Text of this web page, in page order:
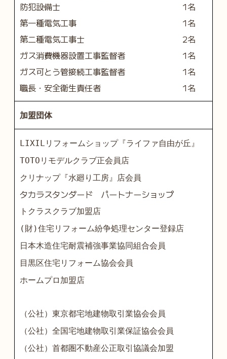
防犯設備士
1名
第一種電気工事
1名
第二種電気工事士
2名
ガス消費機器設置工事監督者
1名
ガス可とう管接続工事監督者
1名
職長・安全衛生責任者
1名
加盟団体
LIXILリフォームショップ『ライファ自由が丘』
TOTOリモデルクラブ正会員店
クリナップ『水廻り工房』店会員
タカラスタンダード パートナーショップ
トクラスクラブ加盟店
(財)住宅リフォーム紛争処理センター登録店
日本木造住宅耐震補強事業協同組合会員
目黒区住宅リフォーム協会会員
ホームプロ加盟店
（公社）東京都宅地建物取引業協会会員
（公社）全国宅地建物取引業保証協会会員
（公社）首都圏不動産公正取引協議会加盟